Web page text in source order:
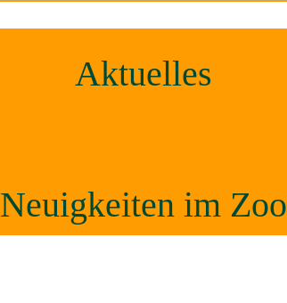
Aktuelles
Neuigkeiten im Zoo